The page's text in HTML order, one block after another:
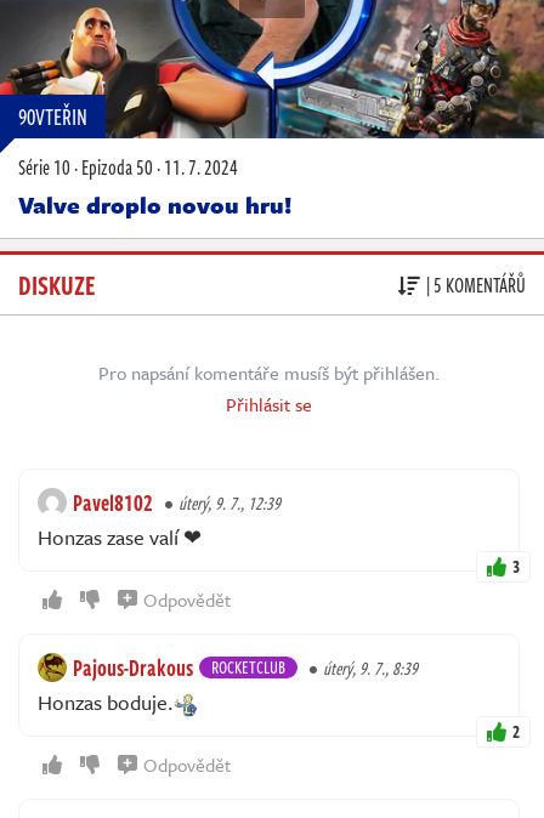
90VTEŘIN
Série 10·Epizoda 50·11. 7. 2024
Valve droplo novou hru!
DISKUZE | 5 KOMENTÁŘŮ
Pro napsání komentáře musíš být přihlášen.
Přihlásit se
Pavel8102 úterý, 9. 7., 12:39
Honzas zase valí ❤
3
Odpovědět
Pajous-Drakous ROCKETCLUB úterý, 9. 7., 8:39
Honzas boduje.
2
Odpovědět